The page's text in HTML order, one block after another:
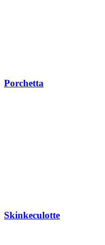
Porchetta
Skinkeculotte